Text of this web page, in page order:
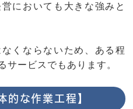
においても大きな強みと
くならないため、ある程
サービスでもあります。
的な作業工程】